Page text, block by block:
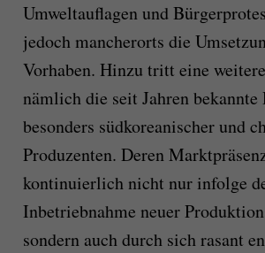
Umweltauflagen und
jedoch mancherorts die
Vorhaben. Hinzu tritt eine
nämlich die seit Jahren
besonders südkoreanischer und
Produzenten. Deren
kontinuierlich nicht nur infolge
Inbetriebnahme neuer
sondern auch durch sich rasant